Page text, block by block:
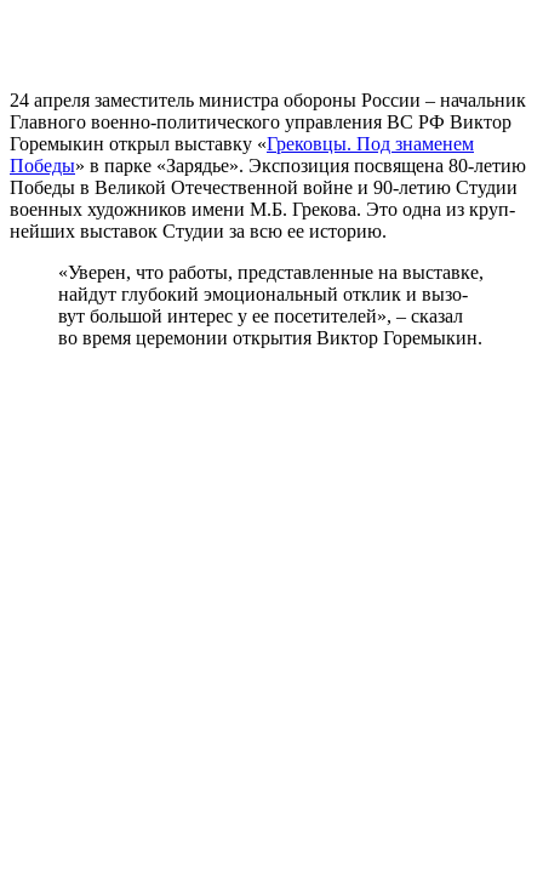
24 апре­ля заме­сти­тель мини­стра обо­ро­ны России – началь­ник
Главного воен­но-поли­ти­че­ско­го управ­ле­ния ВС РФ Виктор
Горемыкин открыл выстав­ку «Грековцы. Под зна­ме­нем
Победы» в пар­ке «Зарядье». Экспозиция посвя­ще­на 80-летию
Победы в Великой Отечественной войне и 90-летию Студии
воен­ных худож­ни­ков име­ни М.Б. Грекова. Это одна из круп­
ней­ших выста­вок Cтудии за всю ее историю.
«Уверен, что рабо­ты, пред­став­лен­ные на выстав­ке,
най­дут глу­бо­кий эмо­ци­о­наль­ный отклик и вызо­
вут боль­шой инте­рес у ее посе­ти­те­лей», – ска­зал
во вре­мя цере­мо­нии откры­тия Виктор Горемыкин.